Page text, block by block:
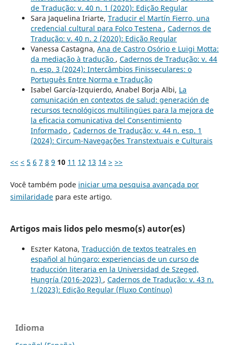
de Tradução: v. 40 n. 1 (2020): Edição Regular
Sara Jaquelina Iriarte, Traducir el Martín Fierro, una
credencial cultural para Folco Testena , Cadernos de
Tradução: v. 40 n. 2 (2020): Edição Regular
Vanessa Castagna, Ana de Castro Osório e Luigi Motta:
da mediação à tradução , Cadernos de Tradução: v. 44
n. esp. 3 (2024): Intercâmbios Finisseculares: o
Português Entre Norma e Tradução
Isabel García-Izquierdo, Anabel Borja Albi, La
comunicación en contextos de salud: generación de
recursos tecnológicos multilingües para la mejora de
la eficacia comunicativa del Consentimiento
Informado , Cadernos de Tradução: v. 44 n. esp. 1
(2024): Circum-Navegações Transtextuais e Culturais
<< < 5 6 7 8 9 10 11 12 13 14 > >>
Você também pode iniciar uma pesquisa avançada por
similaridadepara este artigo.
Artigos mais lidos pelo mesmo(s) autor(es)
Eszter Katona, Traducción de textos teatrales en
español al húngaro: experiencias de un curso de
traducción literaria en la Universidad de Szeged,
Hungría (2016-2023) , Cadernos de Tradução: v. 43 n.
1 (2023): Edição Regular (Fluxo Contínuo)
Idioma